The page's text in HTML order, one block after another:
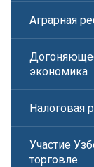
Аграрная
экономика
Налоговая
Участие
торговле